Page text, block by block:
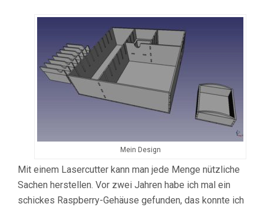
Mein Design
Mit einem Lasercutter kann man jede Menge nützliche
Sachen herstellen. Vor zwei Jahren habe ich mal ein
schickes Raspberry-Gehäuse gefunden, das konnte ich